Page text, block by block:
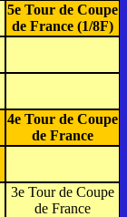
5e Tour de Coupe
de France (1/8F)
4e Tour de Coupe
de France
3e Tour de Coupe
de France